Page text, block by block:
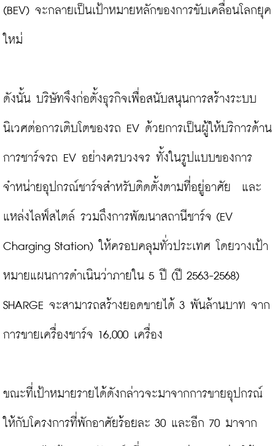
(BEV) จะกลายเป็นเป้าหมายหลักของการขับเคลื่อนโลกยุค
ใหม่
ดังนั้น บริษัทจึงก่อตั้งธุรกิจเพื่อสนับสนุนการสร้างระบบ
นิเวศต่อการเติบโตของรถ EV ด้วยการเป็นผู้ให้บริการด้าน
การชาร์จรถ EV อย่างครบวงจร ทั้งในรูปแบบของการ
จำหน่ายอุปกรณ์ชาร์จสำหรับติดตั้งตามที่อยู่อาศัย  และ
แหล่งไลฟ์สไตล์ รวมถึงการพัฒนาสถานีชาร์จ (EV
Charging Station) ให้ครอบคลุมทั่วประเทศ โดยวางเป้า
หมายแผนการดำเนินว่าภายใน 5 ปี (ปี 2563-2568)
SHARGE จะสามารถสร้างยอดขายได้ 3 พันล้านบาท จาก
การขายเครื่องชาร์จ 16,000 เครื่อง
ขณะที่เป้าหมายรายได้ดังกล่าวจะมาจากการขายอุปกรณ์
ให้กับโครงการที่พักอาศัยร้อยละ 30 และอีก 70 มาจาก